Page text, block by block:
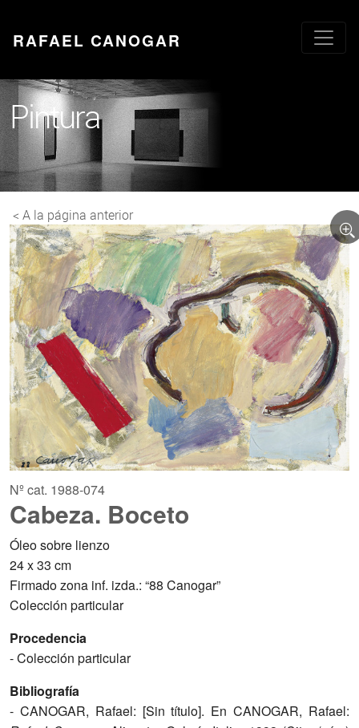
RAFAEL CANOGAR
Pintura
< A la página anterior
Nº cat. 1988-074
Cabeza. Boceto
Óleo sobre lienzo
24 x 33 cm
Firmado zona inf. izda.: “88 Canogar”
Colección particular
Procedencia
- Colección particular
Bibliografía
- CANOGAR, Rafael: [Sin título]. En CANOGAR, Rafael: